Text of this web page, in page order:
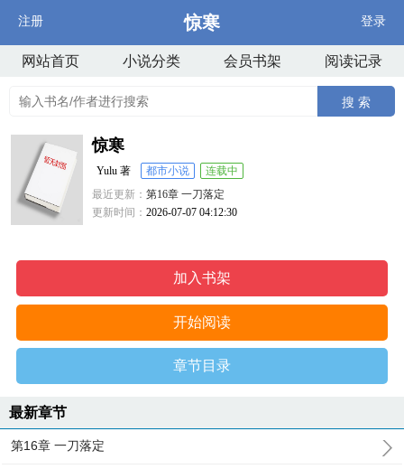
注册 惊寒 登录
网站首页 小说分类 会员书架 阅读记录
搜 索
惊寒
Yulu 著 都市小说
连载中
最近更新：第16章 一刀落定
更新时间：2026-07-07 04:12:30
加入书架
开始阅读
章节目录
最新章节
第16章 一刀落定